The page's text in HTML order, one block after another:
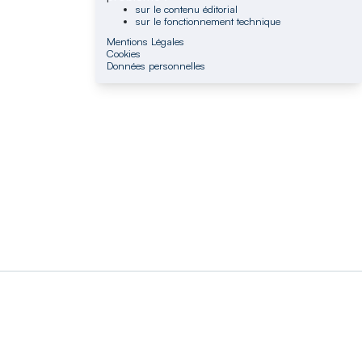
sur le contenu éditorial
sur le fonctionnement technique
Mentions Légales
Cookies
Données personnelles